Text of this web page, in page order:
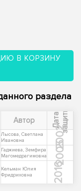
В КОРЗИНУ
раздела
Автор Д
а
т
а
з
а
щ
и
ты
Лысова, Светлана
Ивановна
2002
Гаджиева, Земфира
Магомедрагимовна
2005
Кельман Юлия
Фридриховна
2016